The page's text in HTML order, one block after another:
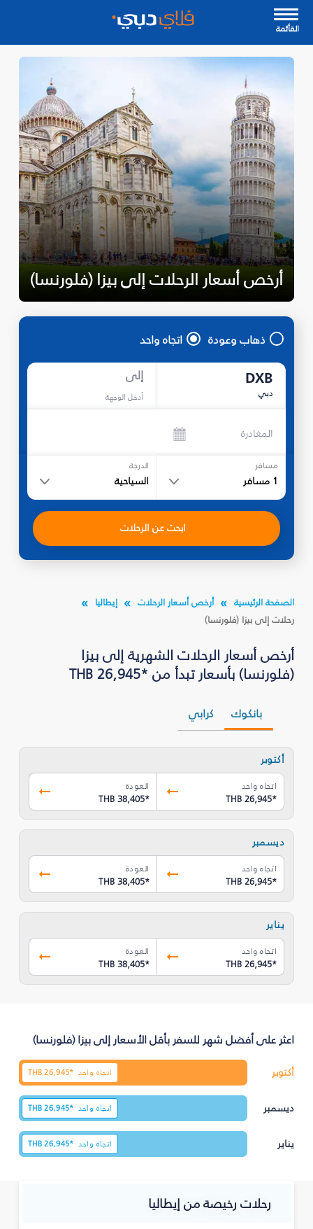
القأئمة
أرخص أسعار الرحلات إلى بيزا (فلورنسا)
ذهاب وعودة اتجاه واحد
DXB
دبي
إلى
أدخل الوجهة
المغادرة
مسافر
1 مسافر
الدرجة
السياحية
ابحث عن الرحلات
الصفحة الرئيسية أرخص أسعار الرحلات
إيطاليا
رحلات إلى بيزا (فلورنسا)
أرخص أسعار الرحلات الشهرية إلى بيزا
(فلورنسا) بأسعار تبدأ من *THB 26,945
بانكوك كرابي
أكتوبر
اتجاه واحد
THB 26,945*
العودة
THB 38,405*
ديسمبر
اتجاه واحد
THB 26,945*
العودة
THB 38,405*
يناير
اتجاه واحد
THB 26,945*
العودة
THB 38,405*
اعثر على أفضل شهر للسفر بأقل الأسعار إلى بيزا (فلورنسا)
أكتوبر اتجاه واحد THB26,945*
ديسمبر اتجاه واحد THB26,945*
يناير اتجاه واحد THB26,945*
رحلات رخيصة من إيطاليا